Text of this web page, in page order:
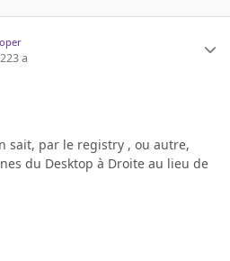
3 a
sait, par le registry , ou autre,
du Desktop à Droite au lieu de